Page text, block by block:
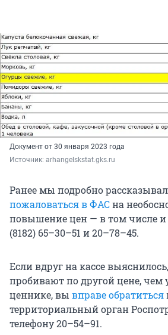
Документ от 30 января 2023 года
Источник: arhangelskstat.gks.ru
Ранее мы подробно
пожаловаться в ФАСна
повышение цен — в том числе и
(8182) 65–30–51 и 20–78–45.
Если вдруг на кассе
пробивают по другой цене, чем
ценнике, вы вправе обратиться
территориальный орган
телефону 20–54–91.